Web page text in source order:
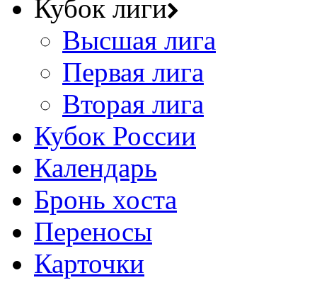
Кубок лиги
Высшая лига
Первая лига
Вторая лига
Кубок России
Календарь
Бронь хоста
Переносы
Карточки